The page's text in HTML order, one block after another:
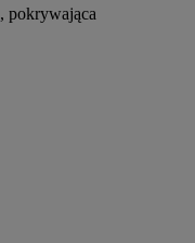
, pokrywająca